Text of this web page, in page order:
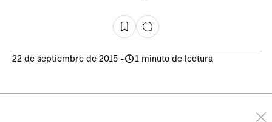
22 de septiembre de 2015 - 1 minuto de lectura